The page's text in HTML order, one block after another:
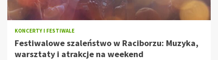
KONCERTY I FESTIWALE
Festiwalowe szaleństwo w Raciborzu: Muzyka,
warsztaty i atrakcje na weekend